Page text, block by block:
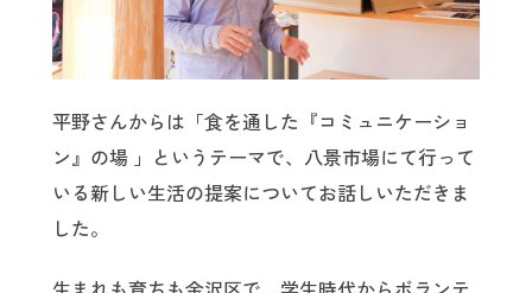
平野さんからは「食を通した『コミュニケーショ
ン』の場 」というテーマで、八景市場にて行って
いる新しい生活の提案についてお話しいただきま
した。